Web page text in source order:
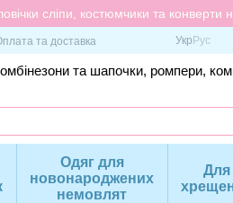
сліпи, костюмчики та
та доставка Укр Рус
та шапочки, ромпери,
Одяг для
новонароджених
немовлят
Для